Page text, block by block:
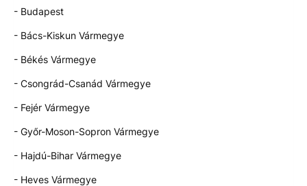
- Budapest
- Bács-Kiskun Vármegye
- Békés Vármegye
- Csongrád-Csanád Vármegye
- Fejér Vármegye
- Győr-Moson-Sopron Vármegye
- Hajdú-Bihar Vármegye
- Heves Vármegye